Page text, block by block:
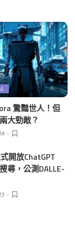
驚豔世人！但
大勁敵？
開放ChatGPT
尋，公測DALLE-